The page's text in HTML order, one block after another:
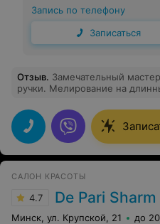
Запись по телефону
Записаться
Отзыв. Замечательный
ручки. Мелирование на
Анне !!!
САЛОН КРАСОТЫ
4.7 De Pari Sharm
Минск, ул. Крупской, 21 до